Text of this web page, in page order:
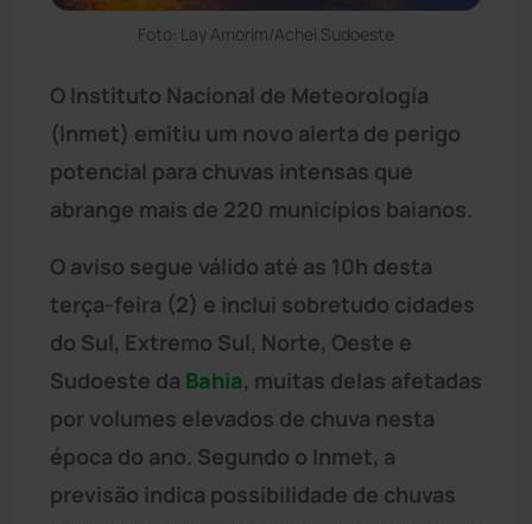
Foto: Lay Amorim/Achei Sudoeste
O Instituto Nacional de Meteorologia
(Inmet) emitiu um novo alerta de perigo
potencial para chuvas intensas que
abrange mais de 220 municípios baianos.
O aviso segue válido até as 10h desta
terça-feira (2) e inclui sobretudo cidades
do Sul, Extremo Sul, Norte, Oeste e
Sudoeste da Bahia, muitas delas afetadas
por volumes elevados de chuva nesta
época do ano. Segundo o Inmet, a
previsão indica possibilidade de chuvas